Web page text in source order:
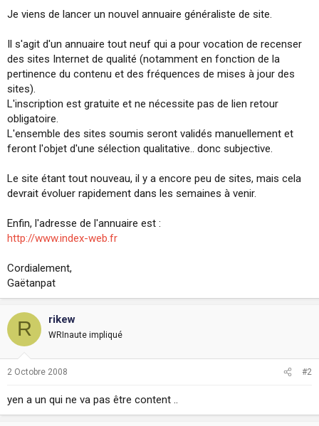
s
s
s
i
o
n
Je viens de lancer un nouvel annuaire généraliste de site.
Il s'agit d'un annuaire tout neuf qui a pour vocation de recenser
des sites Internet de qualité (notamment en fonction de la
pertinence du contenu et des fréquences de mises à jour des
sites).
L'inscription est gratuite et ne nécessite pas de lien retour
obligatoire.
L'ensemble des sites soumis seront validés manuellement et
feront l'objet d'une sélection qualitative.. donc subjective.
Le site étant tout nouveau, il y a encore peu de sites, mais cela
devrait évoluer rapidement dans les semaines à venir.
Enfin, l'adresse de l'annuaire est :
http://www.index-web.fr
Cordialement,
Gaëtanpat
R rikew
WRInaute impliqué
2 Octobre 2008 #2
yen a un qui ne va pas être content ..